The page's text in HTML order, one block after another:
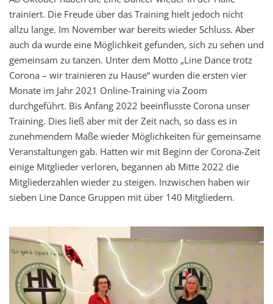
trainiert. Die Freude über das Training hielt jedoch nicht
allzu lange. Im November war bereits wieder Schluss. Aber
auch da wurde eine Möglichkeit gefunden, sich zu sehen und
gemeinsam zu tanzen. Unter dem Motto „Line Dance trotz
Corona – wir trainieren zu Hause“ wurden die ersten vier
Monate im Jahr 2021 Online-Training via Zoom
durchgeführt. Bis Anfang 2022 beeinflusste Corona unser
Training. Dies ließ aber mit der Zeit nach, so dass es in
zunehmendem Maße wieder Möglichkeiten für gemeinsame
Veranstaltungen gab. Hatten wir mit Beginn der Corona-Zeit
einige Mitglieder verloren, begannen ab Mitte 2022 die
Mitgliederzahlen wieder zu steigen. Inzwischen haben wir
sieben Line Dance Gruppen mit über 140 Mitgliedern.